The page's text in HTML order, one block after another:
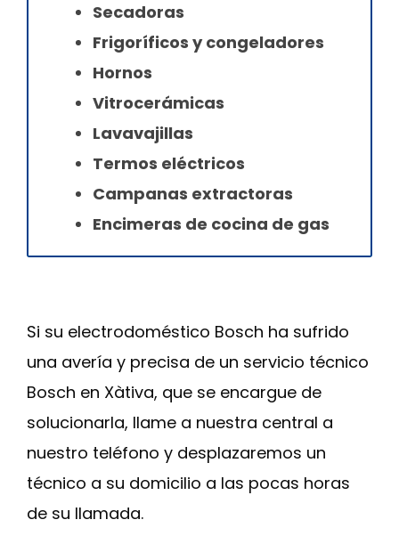
Secadoras
Frigoríficos y congeladores
Hornos
Vitrocerámicas
Lavavajillas
Termos eléctricos
Campanas extractoras
Encimeras de cocina de gas
Si su electrodoméstico Bosch ha sufrido
una avería y precisa de un servicio técnico
Bosch en Xàtiva, que se encargue de
solucionarla, llame a nuestra central a
nuestro teléfono y desplazaremos un
técnico a su domicilio a las pocas horas
de su llamada.